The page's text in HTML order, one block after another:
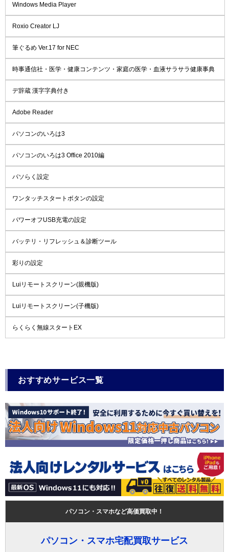
Windows Media Player
Roxio Creator LJ
筆ぐるめ Ver.17 for NEC
時事通信社・医学・健康コンテンツ・家庭の医学・血液サラサラ健康事典
デ辞蔵 漢字字典付き
Adobe Reader
パソコンのいろは3
パソコンのいろは3 Office 2010編
パソらく設定
ワンタッチスタートボタンの設定
パワーオフUSB充電の設定
バッテリ・リフレッシュ＆診断ツール
彩りの設定
Luiリモートスクリーン(親機版)
Luiリモートスクリーン(子機版)
らくらく無線スタートEX
おすすめサービス一覧
パソコン・スマホなど高価買取中！
パソコン・スマホ宅配買取サービス